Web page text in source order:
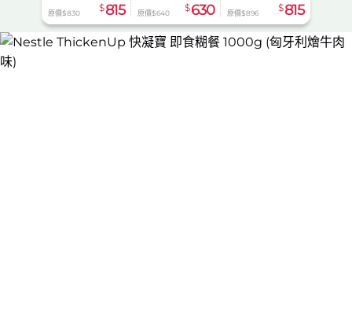
原價$830 $ 815 原價$640 $630 原價$896 $815